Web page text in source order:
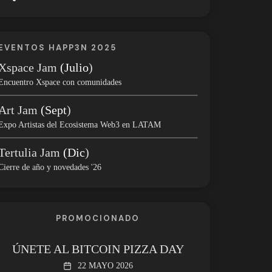
HAPP3N 2025
Jam (Julio)
Xspace con comunidades
Art Jam (Sept)
Artistas del Ecosistema Web3 en LATAM
Jam (Dic)
de año y novedades '26
PROMOCIONADO
ÚNETE AL BITCOIN PIZZA DAY
22 MAYO 2026